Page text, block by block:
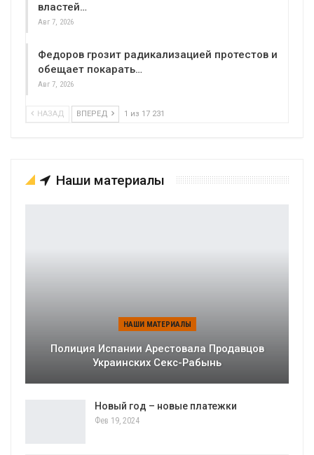
властей…
Авг 7, 2026
Федоров грозит радикализацией протестов и
обещает покарать…
Авг 7, 2026
НАЗАД ВПЕРЕД 1 из 17 231
Наши материалы
НАШИ МАТЕРИАЛЫ
Полиция Испании Арестовала Продавцов
Украинских Секс-Рабынь
Новый год – новые платежки
Фев 19, 2024